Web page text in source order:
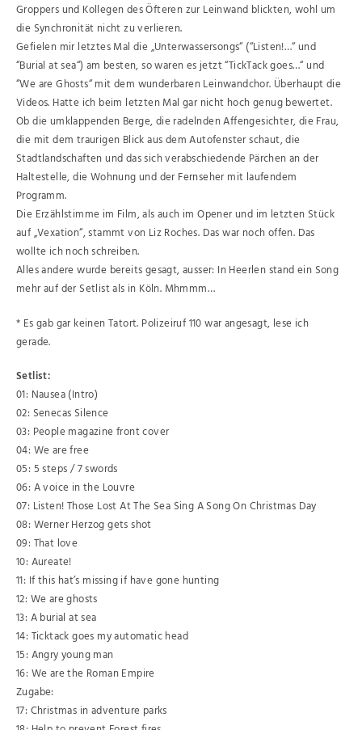
Groppers und Kollegen des Öfteren zur Leinwand blickten, wohl um
die Synchronität nicht zu verlieren.
Gefielen mir letztes Mal die „Unterwassersongs“ (“Listen!…“ und
“Burial at sea“) am besten, so waren es jetzt “TickTack goes…“ und
“We are Ghosts“ mit dem wunderbaren Leinwandchor. Überhaupt die
Videos. Hatte ich beim letzten Mal gar nicht hoch genug bewertet.
Ob die umklappenden Berge, die radelnden Affengesichter, die Frau,
die mit dem traurigen Blick aus dem Autofenster schaut, die
Stadtlandschaften und das sich verabschiedende Pärchen an der
Haltestelle, die Wohnung und der Fernseher mit laufendem
Programm.
Die Erzählstimme im Film, als auch im Opener und im letzten Stück
auf „Vexation“, stammt von Liz Roches. Das war noch offen. Das
wollte ich noch schreiben.
Alles andere wurde bereits gesagt, ausser: In Heerlen stand ein Song
mehr auf der Setlist als in Köln. Mhmmm…
* Es gab gar keinen Tatort. Polizeiruf 110 war angesagt, lese ich
gerade.
Setlist:
01: Nausea (Intro)
02: Senecas Silence
03: People magazine front cover
04: We are free
05: 5 steps / 7 swords
06: A voice in the Louvre
07: Listen! Those Lost At The Sea Sing A Song On Christmas Day
08: Werner Herzog gets shot
09: That love
10: Aureate!
11: If this hat’s missing if have gone hunting
12: We are ghosts
13: A burial at sea
14: Ticktack goes my automatic head
15: Angry young man
16: We are the Roman Empire
Zugabe:
17: Christmas in adventure parks